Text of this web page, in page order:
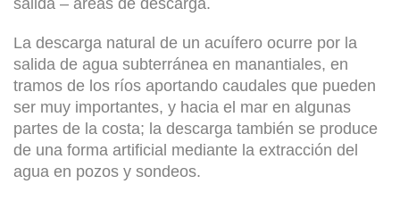
salida – áreas de descarga.
La descarga natural de un acuífero ocurre por la
salida de agua subterránea en manantiales, en
tramos de los ríos aportando caudales que pueden
ser muy importantes, y hacia el mar en algunas
partes de la costa; la descarga también se produce
de una forma artificial mediante la extracción del
agua en pozos y sondeos.